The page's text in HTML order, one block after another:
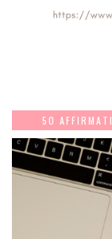
50